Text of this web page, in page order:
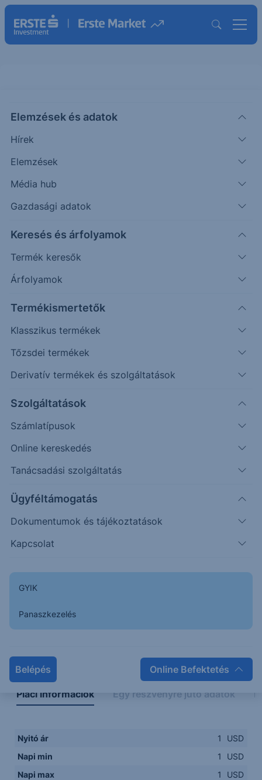
Elemzések és adatok
Hírek
Elemzések
Média hub
Gazdasági adatok
Keresés és árfolyamok
Termék keresők
Árfolyamok
Termékismertetők
Klasszikus termékek
Tőzsdei termékek
Derivatív termékek és szolgáltatások
Szolgáltatások
Számlatípusok
Online kereskedés
Tanácsadási szolgáltatás
Ügyféltámogatás
Dokumentumok és tájékoztatások
Kapcsolat
GYIK
Panaszkezelés
Belépés Online Befektetés
OTLK(USA)
OUTLOOK THERAPEUTICS ORD
1 USD
Időpont: 26.08.07. 22:01
Előző záró:
1 (26.08.07.)
Árfolyamértesítő rögzítése
További információk kérése
0.9500
Napon belüli Historikus
Piaci információk Egy részvényre jutó adatok
Nyitó ár 1
USD
Napi min
1
USD
Napi max
1
USD